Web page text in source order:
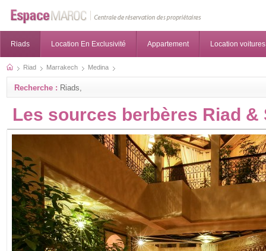
Riads Location En Exclusivité Appartement Location voitures
Riad Marrakech Medina
Recherche : Riads,
Les sources berbères Riad &